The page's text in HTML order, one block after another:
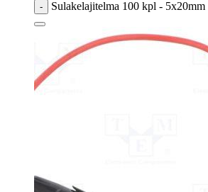
- Sulakelajitelma 100 kpl - 5x20mm